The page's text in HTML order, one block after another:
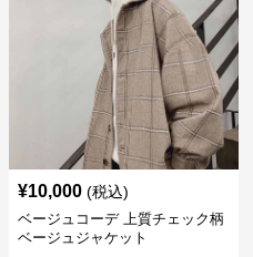
¥10,000 (税込)
ベージュコーデ 上質チェック柄
ベージュジャケット